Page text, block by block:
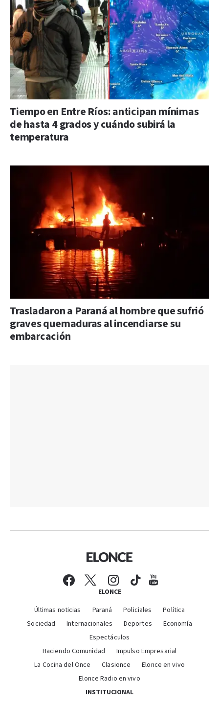
Tiempo en Entre Ríos: anticipan mínimas
de hasta 4 grados y cuándo subirá la
temperatura
Trasladaron a Paraná al hombre que sufrió
graves quemaduras al incendiarse su
embarcación
ELONCE
Últimas noticias Paraná Policiales
Política
Sociedad
Internacionales Deportes
Economía
Espectáculos
Haciendo Comunidad
Impulso Empresarial
La Cocina del Once
Clasionce
Elonce en vivo
Elonce Radio en vivo
INSTITUCIONAL